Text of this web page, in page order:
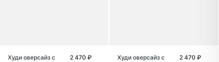
Худи оверсайз с
2 470 ₽
Худи оверсайз с
2 470 ₽